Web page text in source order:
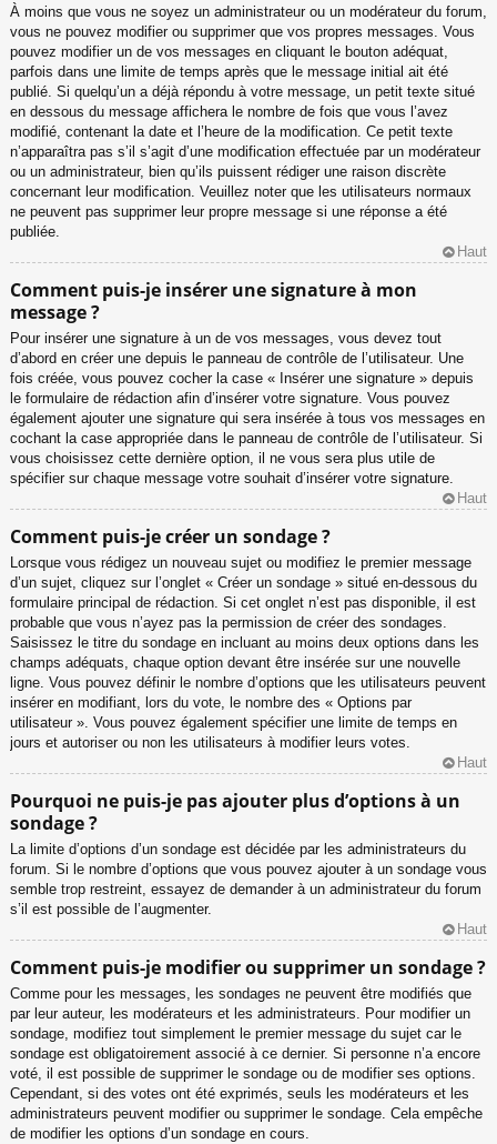
À moins que vous ne soyez un administrateur ou un modérateur du forum,
vous ne pouvez modifier ou supprimer que vos propres messages. Vous
pouvez modifier un de vos messages en cliquant le bouton adéquat,
parfois dans une limite de temps après que le message initial ait été
publié. Si quelqu’un a déjà répondu à votre message, un petit texte situé
en dessous du message affichera le nombre de fois que vous l’avez
modifié, contenant la date et l’heure de la modification. Ce petit texte
n’apparaîtra pas s’il s’agit d’une modification effectuée par un modérateur
ou un administrateur, bien qu’ils puissent rédiger une raison discrète
concernant leur modification. Veuillez noter que les utilisateurs normaux
ne peuvent pas supprimer leur propre message si une réponse a été
publiée.
Haut
Comment puis-je insérer une signature à mon
message ?
Pour insérer une signature à un de vos messages, vous devez tout
d’abord en créer une depuis le panneau de contrôle de l’utilisateur. Une
fois créée, vous pouvez cocher la case « Insérer une signature » depuis
le formulaire de rédaction afin d’insérer votre signature. Vous pouvez
également ajouter une signature qui sera insérée à tous vos messages en
cochant la case appropriée dans le panneau de contrôle de l’utilisateur. Si
vous choisissez cette dernière option, il ne vous sera plus utile de
spécifier sur chaque message votre souhait d’insérer votre signature.
Haut
Comment puis-je créer un sondage ?
Lorsque vous rédigez un nouveau sujet ou modifiez le premier message
d’un sujet, cliquez sur l’onglet « Créer un sondage » situé en-dessous du
formulaire principal de rédaction. Si cet onglet n’est pas disponible, il est
probable que vous n’ayez pas la permission de créer des sondages.
Saisissez le titre du sondage en incluant au moins deux options dans les
champs adéquats, chaque option devant être insérée sur une nouvelle
ligne. Vous pouvez définir le nombre d’options que les utilisateurs peuvent
insérer en modifiant, lors du vote, le nombre des « Options par
utilisateur ». Vous pouvez également spécifier une limite de temps en
jours et autoriser ou non les utilisateurs à modifier leurs votes.
Haut
Pourquoi ne puis-je pas ajouter plus d’options à un
sondage ?
La limite d’options d’un sondage est décidée par les administrateurs du
forum. Si le nombre d’options que vous pouvez ajouter à un sondage vous
semble trop restreint, essayez de demander à un administrateur du forum
s’il est possible de l’augmenter.
Haut
Comment puis-je modifier ou supprimer un sondage ?
Comme pour les messages, les sondages ne peuvent être modifiés que
par leur auteur, les modérateurs et les administrateurs. Pour modifier un
sondage, modifiez tout simplement le premier message du sujet car le
sondage est obligatoirement associé à ce dernier. Si personne n’a encore
voté, il est possible de supprimer le sondage ou de modifier ses options.
Cependant, si des votes ont été exprimés, seuls les modérateurs et les
administrateurs peuvent modifier ou supprimer le sondage. Cela empêche
de modifier les options d’un sondage en cours.